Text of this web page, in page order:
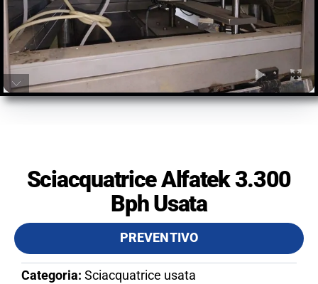
Sciacquatrice Alfatek 3.300
Bph Usata
PREVENTIVO
Categoria: Sciacquatrice usata